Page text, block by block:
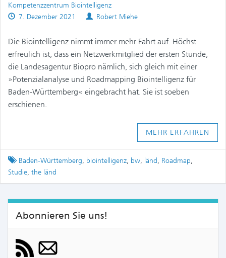
Kompetenzzentrum Biointelligenz
Published
7. Dezember 2021 Authors
Robert Miehe
Die Biointelligenz nimmt immer mehr Fahrt auf. Höchst
erfreulich ist, dass ein Netzwerkmitglied der ersten Stunde,
die Landesagentur Biopro nämlich, sich gleich mit einer
»Potenzialanalyse und Roadmapping Biointelligenz für
Baden-Württemberg« eingebracht hat. Sie ist soeben
erschienen.
MEHR ERFAHREN
Tagged
Baden-Württemberg, biointelligenz, bw, länd, Roadmap,
Studie, the länd
Abonnieren Sie uns!